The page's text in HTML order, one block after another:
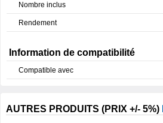
Nombre inclus
Rendement
Information de compatibilité
Compatible avec
AUTRES PRODUITS (PRIX +/- 5%)